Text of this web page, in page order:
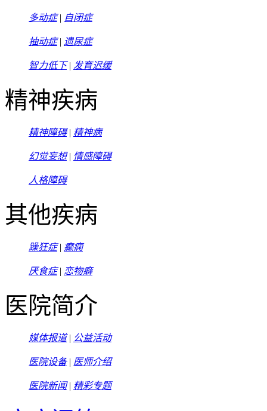
多动症| 自闭症
抽动症| 遗尿症
智力低下| 发育迟缓
精神疾病
精神障碍| 精神病
幻觉妄想| 情感障碍
人格障碍
其他疾病
躁狂症| 癫痫
厌食症| 恋物癖
医院简介
媒体报道| 公益活动
医院设备| 医师介绍
医院新闻| 精彩专题